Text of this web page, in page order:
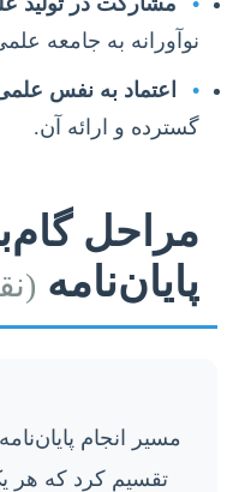
نوآورانه به جامعه
• اعتماد به نفس
گسترده و ارائه آن.
مراحل
پایان‌نامه
مسیر انجام
تقسیم کرد که هر